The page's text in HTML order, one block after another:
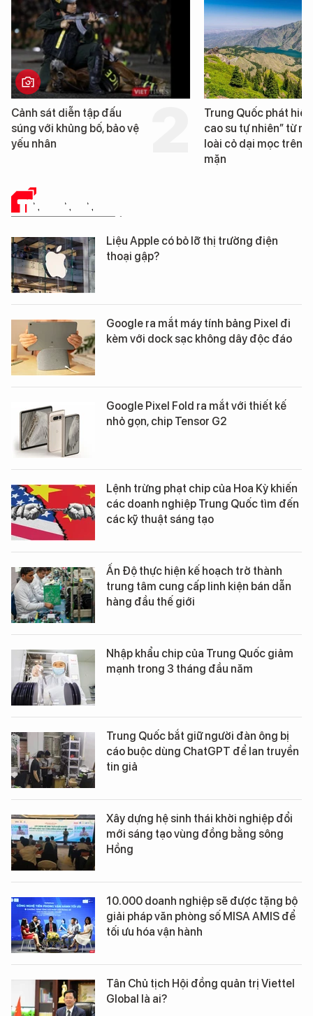
Cảnh sát diễn tập đấu
súng với khủng bố, bảo vệ
yếu nhân
Trung Quốc phát hiện
cao su tự nhiên” từ
loài cỏ dại mọc trên
mặn
TIN CÔNG NGHỆ
Liệu Apple có bỏ lỡ thị trường điện
thoại gập?
Google ra mắt máy tính bảng Pixel đi
kèm với dock sạc không dây độc đáo
Google Pixel Fold ra mắt với thiết kế
nhỏ gọn, chip Tensor G2
Lệnh trừng phạt chip của Hoa Kỳ khiến
các doanh nghiệp Trung Quốc tìm đến
các kỹ thuật sáng tạo
Ấn Độ thực hiện kế hoạch trở thành
trung tâm cung cấp linh kiện bán dẫn
hàng đầu thế giới
Nhập khẩu chip của Trung Quốc giảm
mạnh trong 3 tháng đầu năm
Trung Quốc bắt giữ người đàn ông bị
cáo buộc dùng ChatGPT để lan truyền
tin giả
Xây dựng hệ sinh thái khởi nghiệp đổi
mới sáng tạo vùng đồng bằng sông
Hồng
10.000 doanh nghiệp sẽ được tặng bộ
giải pháp văn phòng số MISA AMIS để
tối ưu hóa vận hành
Tân Chủ tịch Hội đồng quản trị Viettel
Global là ai?